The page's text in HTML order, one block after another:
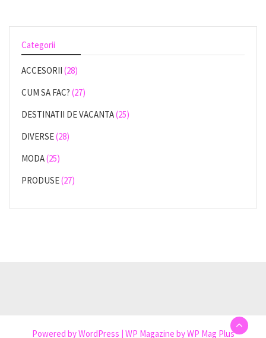
Categorii
ACCESORII (28)
CUM SA FAC? (27)
DESTINATII DE VACANTA(25)
DIVERSE(28)
MODA(25)
PRODUSE(27)
Powered byWordPress | WP Magazine by WP Mag Plus